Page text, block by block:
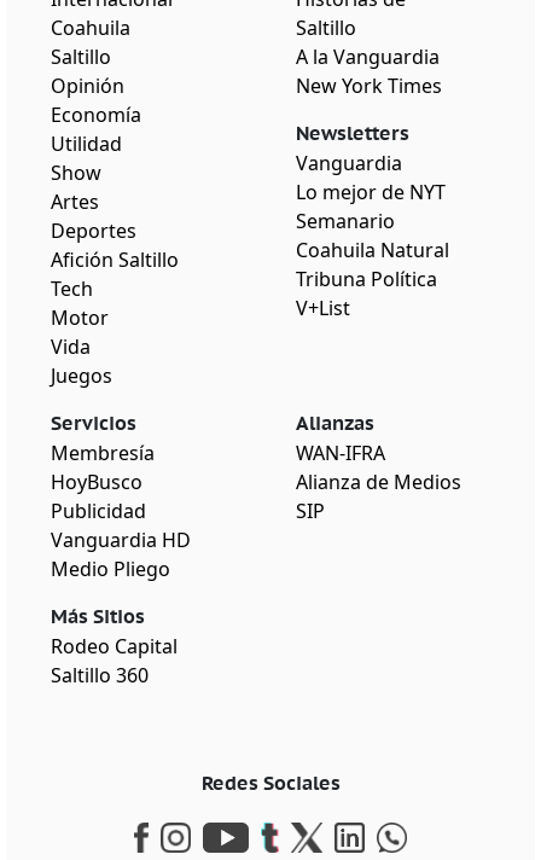
Coahuila
Saltillo
Opinión
Economía
Utilidad
Show
Artes
Deportes
Afición Saltillo
Tech
Motor
Vida
Juegos
Saltillo
A la Vanguardia
New York Times
Newsletters
Vanguardia
Lo mejor de NYT
Semanario
Coahuila Natural
Tribuna Política
V+List
Servicios
Membresía
HoyBusco
Publicidad
Vanguardia HD
Medio Pliego
Más Sitios
Rodeo Capital
Saltillo 360
Alianzas
WAN-IFRA
Alianza de Medios
SIP
Redes Sociales